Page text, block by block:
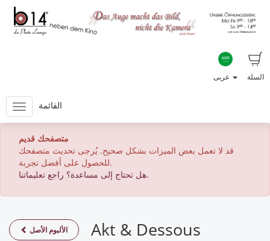
السلة
القائمة
متصفحك قديم
قد لا تعمل بعض الميزات بشكل صحيح. يُرجى تحديث متصفحك
للحصول على أفضل تجربة.
هل تحتاج إلى مساعدة؟ راجع تعليماتنا.
الألبوم الأصل Akt & Dessous